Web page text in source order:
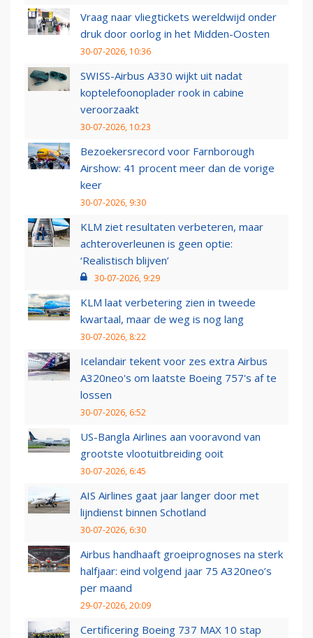
Vraag naar vliegtickets wereldwijd onder
druk door oorlog in het Midden-Oosten
30-07-2026, 10:36
SWISS-Airbus A330 wijkt uit nadat
koptelefoonoplader rook in cabine
veroorzaakt
30-07-2026, 10:23
Bezoekersrecord voor Farnborough
Airshow: 41 procent meer dan de vorige
keer
30-07-2026, 9:30
KLM ziet resultaten verbeteren, maar
achteroverleunen is geen optie:
‘Realistisch blijven’
30-07-2026, 9:29
KLM laat verbetering zien in tweede
kwartaal, maar de weg is nog lang
30-07-2026, 8:22
Icelandair tekent voor zes extra Airbus
A320neo's om laatste Boeing 757's af te
lossen
30-07-2026, 6:52
US-Bangla Airlines aan vooravond van
grootste vlootuitbreiding ooit
30-07-2026, 6:45
AIS Airlines gaat jaar langer door met
lijndienst binnen Schotland
30-07-2026, 6:30
Airbus handhaaft groeiprognoses na sterk
halfjaar: eind volgend jaar 75 A320neo’s
per maand
29-07-2026, 20:09
Certificering Boeing 737 MAX 10 stap